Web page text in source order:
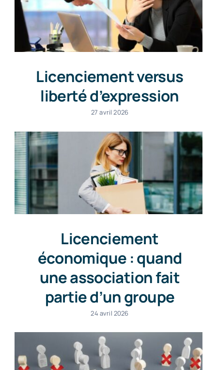
Licenciement versus
liberté d’expression
27 avril 2026
Licenciement
économique : quand
une association fait
partie d’un groupe
24 avril 2026